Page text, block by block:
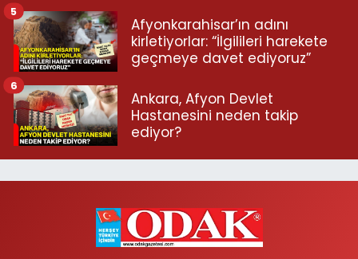
Afyonkarahisar’ın adını
kirletiyorlar: “İlgilileri harekete
geçmeye davet ediyoruz”
5
Ankara, Afyon Devlet
Hastanesini neden takip
ediyor?
6